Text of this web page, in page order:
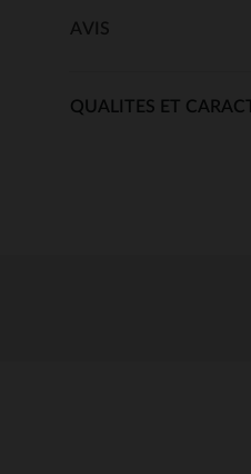
AVIS
QUALITES ET